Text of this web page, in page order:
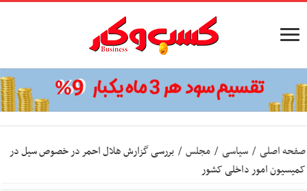
صفحه اصلی / سیاسی / مجلس / بررسی گزارش هلال احمر در خصوص سیل در
کمیسیون امور داخلی کشور